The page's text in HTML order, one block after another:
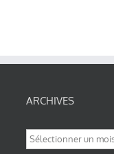
ARCHIVES
Archives